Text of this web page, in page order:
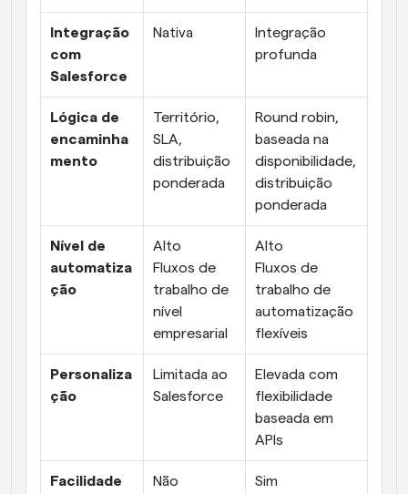
Integração
com
Salesforce
Nativa
Integração
profunda
Lógica de
encaminha
mento
Território,
SLA,
distribuição
ponderada
Round robin,
baseada na
disponibilidade,
distribuição
ponderada
Nível de
automatiza
ção
Alto
Fluxos de
trabalho de
nível
empresarial
Alto
Fluxos de
trabalho de
automatização
flexíveis
Personaliza
ção
Limitada ao
Salesforce
Elevada com
flexibilidade
baseada em
APIs
Facilidade
Não Sim